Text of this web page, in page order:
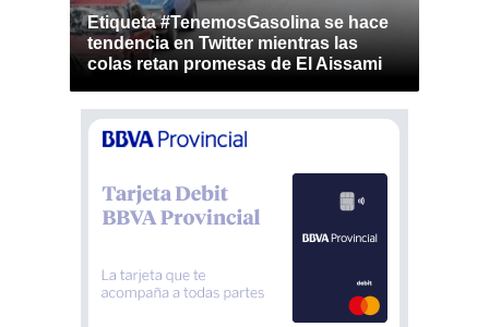
Etiqueta #TenemosGasolina se hace
tendencia en Twitter mientras las
colas retan promesas de El Aissami